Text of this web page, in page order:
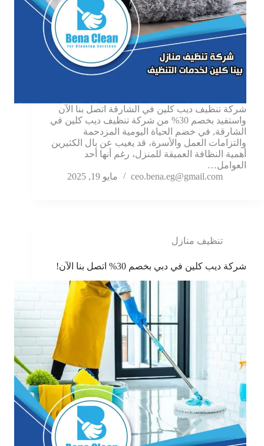
شركة تنظيف ديب كلين في الشارقة اتصل بنا الآن
واستفيد بخصم 30% من شركة تنظيف ديب كلين في
الشارقة, في خضم الحياة اليومية المزدحمة
والتزامات العمل والأسرة، قد يغيب عن بال الكثيرين
أهمية النظافة العميقة للمنزل، رغم أنها أحد
العوامل…
ceo.bena.eg@gmail.com
مايو 19, 2025
تنظيف منازل
شركة ديب كلين في دبي بخصم 30% اتصل بنا الآن!